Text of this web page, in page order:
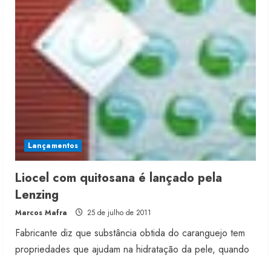
lança
oito
produtos
Lançamentos
Liocel com quitosana é lançado pela
Lenzing
Marcos Mafra 25 de julho de 2011
Fabricante diz que substância obtida do caranguejo tem
propriedades que ajudam na hidratação da pele, quando